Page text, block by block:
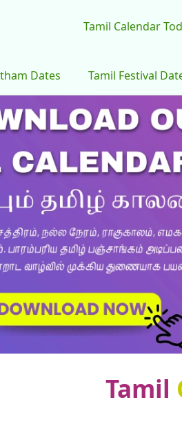
Tamil Calendar
Dates Tamil Festival
Tamil